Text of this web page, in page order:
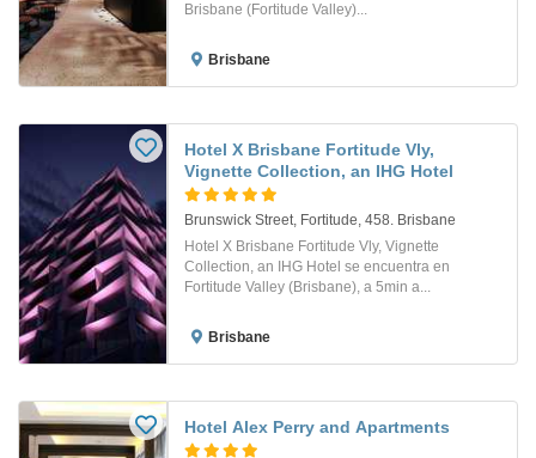
Brisbane (Fortitude Valley)...
Brisbane
Hotel X Brisbane Fortitude Vly,
Vignette Collection, an IHG Hotel
Brunswick Street, Fortitude, 458. Brisbane
Hotel X Brisbane Fortitude Vly, Vignette
Collection, an IHG Hotel se encuentra en
Fortitude Valley (Brisbane), a 5min a...
Brisbane
Hotel Alex Perry and Apartments